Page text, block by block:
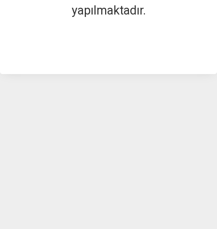
yapılmaktadır.